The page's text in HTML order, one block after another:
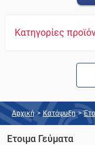
Κατηγορίες
Αρχική > Κατάψυξη >
Έτοιμα Γεύματα